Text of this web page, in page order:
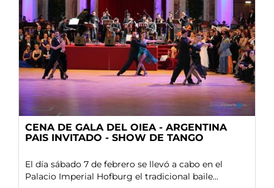
CENA DE GALA DEL OIEA - ARGENTINA
PAIS INVITADO - SHOW DE TANGO
El día sábado 7 de febrero se llevó a cabo en el
Palacio Imperial Hofburg el tradicional baile...